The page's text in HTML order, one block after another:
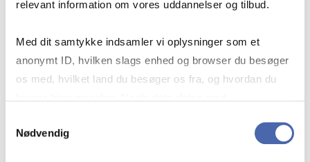
relevant information om vores uddannelser og tilbud.
Med dit samtykke indsamler vi oplysninger som et
anonymt ID, hvilken slags enhed og browser du besøger
os med, hvilket land du besøger os fra, og hvordan du
markedsføring. Du bestemmer selv - og kan altid trække
Nødvendig
virksomheder møder i vores komplekse verden.
effektivitet og…
Økonomi og matematik Kultur og samfund